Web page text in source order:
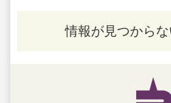
情報が見つから